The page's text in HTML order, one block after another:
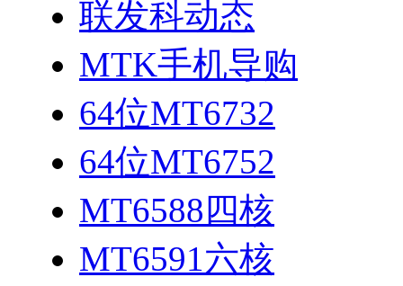
联发科动态
MTK手机导购
64位MT6732
64位MT6752
MT6588四核
MT6591六核